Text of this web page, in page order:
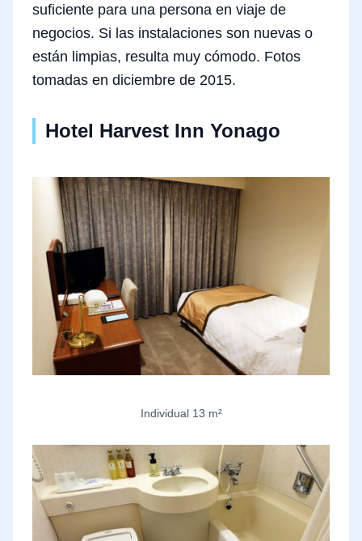
suficiente para una persona en viaje de
negocios. Si las instalaciones son nuevas o
están limpias, resulta muy cómodo. Fotos
tomadas en diciembre de 2015.
Hotel Harvest Inn Yonago
Individual 13 m²